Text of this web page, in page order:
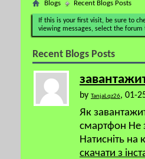
Blogs Recent Blogs Posts
If this is your first visit, be sure to
viewing messages, select the
Recent Blogs Posts
by TanjaLqz26, 01-
Як
смартфон Не
Натисніть на
скачати з